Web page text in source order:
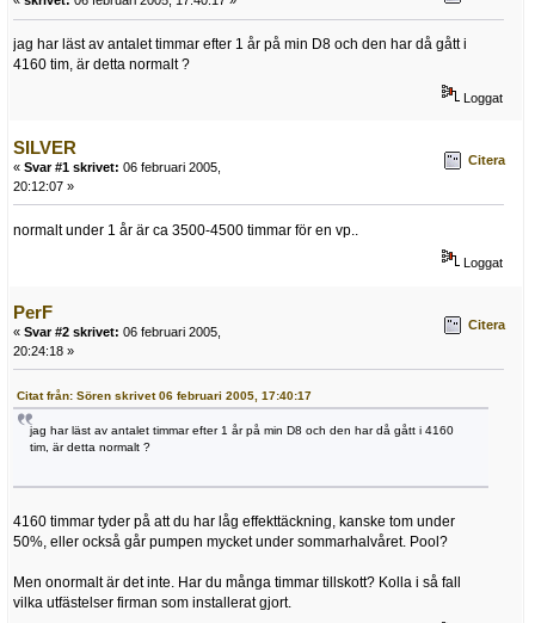
jag har läst av antalet timmar efter 1 år på min D8 och den har då gått i
4160 tim, är detta normalt ?
Loggat
SILVER
« Svar #1 skrivet: 06 februari 2005,
20:12:07 »
Citera
normalt under 1 år är ca 3500-4500 timmar för en vp..
Loggat
PerF
« Svar #2 skrivet: 06 februari 2005,
20:24:18 »
Citera
Citat från: Sören skrivet 06 februari 2005, 17:40:17
jag har läst av antalet timmar efter 1 år på min D8 och den har då gått i 4160
tim, är detta normalt ?
4160 timmar tyder på att du har låg effekttäckning, kanske tom under
50%, eller också går pumpen mycket under sommarhalvåret. Pool?
Men onormalt är det inte. Har du många timmar tillskott? Kolla i så fall
vilka utfästelser firman som installerat gjort.